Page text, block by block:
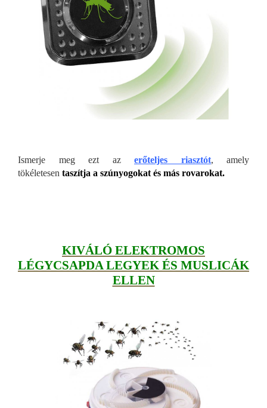
Ismerje meg ezt az erőteljes riasztót, amely
tökéletesen taszítja a szúnyogokat és más rovarokat.
KIVÁLÓ ELEKTROMOS
LÉGYCSAPDA LEGYEK ÉS MUSLICÁK
ELLEN